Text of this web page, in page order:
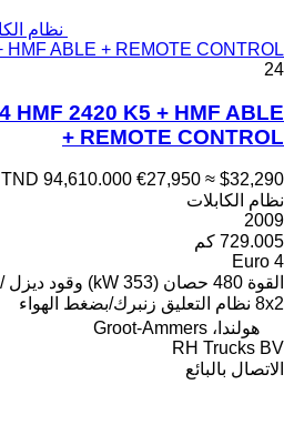
HMF ABLE + REMOTE CONTROL
24
HMF 2420 K5 + HMF ABLE
+ REMOTE CONTROL
TND 94,610.000 €27,950 ≈ $32,290
نظام الكابلات
2009
729.005 كم
Euro 4
القوة 480 حصان (353 kW) وقود ديزل
8x2 نظام التعليق زنبرك/بضغط الهواء
هولندا، Groot-Ammers
RH Trucks BV
الاتصال بالبائع